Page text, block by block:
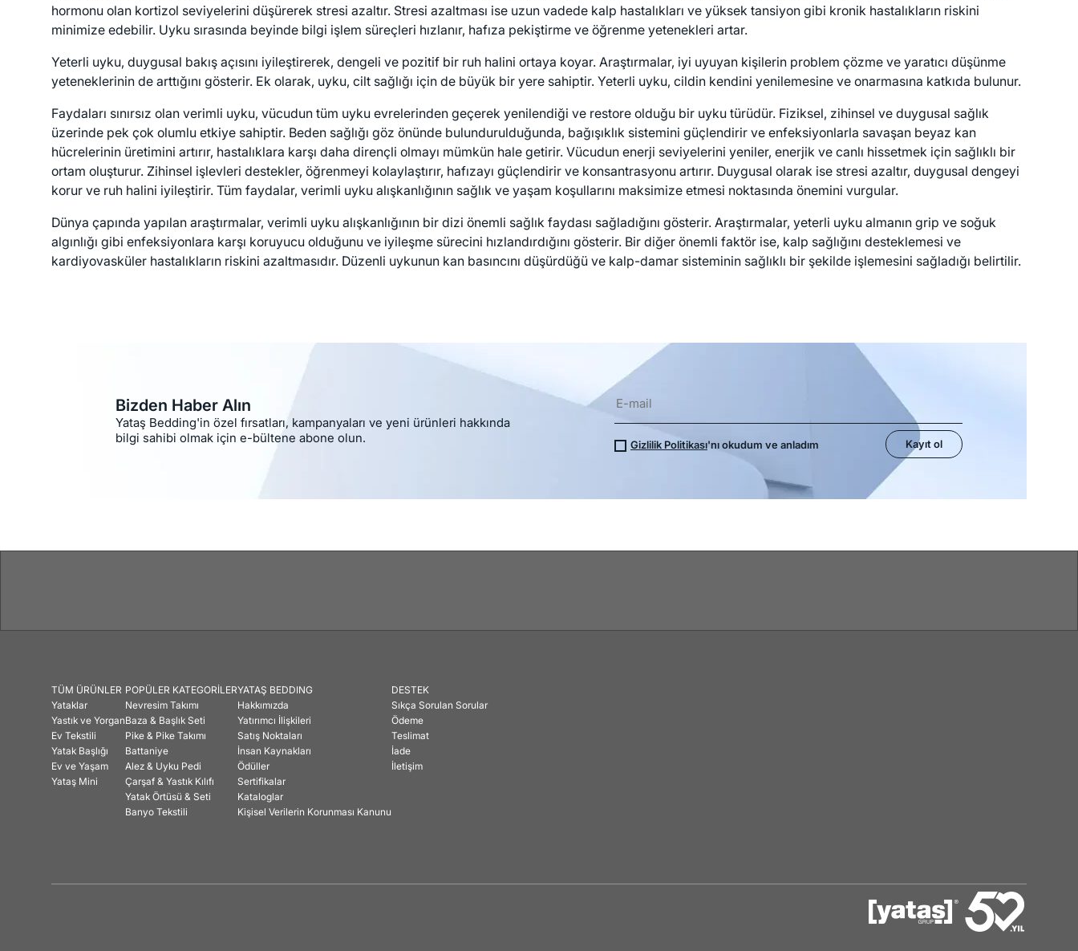
hormonu olan kortizol seviyelerini düşürerek stresi azaltır. Stresi azaltması ise uzun vadede kalp hastalıkları ve yüksek tansiyon gibi kronik hastalıkların riskini
minimize edebilir. Uyku sırasında beyinde bilgi işlem süreçleri hızlanır, hafıza pekiştirme ve öğrenme yetenekleri artar.
Yeterli uyku, duygusal bakış açısını iyileştirerek, dengeli ve pozitif bir ruh halini ortaya koyar. Araştırmalar, iyi uyuyan kişilerin problem çözme ve yaratıcı düşünme
yeteneklerinin de arttığını gösterir. Ek olarak, uyku, cilt sağlığı için de büyük bir yere sahiptir. Yeterli uyku, cildin kendini yenilemesine ve onarmasına katkıda bulunur.
Faydaları sınırsız olan verimli uyku, vücudun tüm uyku evrelerinden geçerek yenilendiği ve restore olduğu bir uyku türüdür. Fiziksel, zihinsel ve duygusal sağlık
üzerinde pek çok olumlu etkiye sahiptir. Beden sağlığı göz önünde bulundurulduğunda, bağışıklık sistemini güçlendirir ve enfeksiyonlarla savaşan beyaz kan
hücrelerinin üretimini artırır, hastalıklara karşı daha dirençli olmayı mümkün hale getirir. Vücudun enerji seviyelerini yeniler, enerjik ve canlı hissetmek için sağlıklı bir
ortam oluşturur. Zihinsel işlevleri destekler, öğrenmeyi kolaylaştırır, hafızayı güçlendirir ve konsantrasyonu artırır. Duygusal olarak ise stresi azaltır, duygusal dengeyi
korur ve ruh halini iyileştirir. Tüm faydalar, verimli uyku alışkanlığının sağlık ve yaşam koşullarını maksimize etmesi noktasında önemini vurgular.
Dünya çapında yapılan araştırmalar, verimli uyku alışkanlığının bir dizi önemli sağlık faydası sağladığını gösterir. Araştırmalar, yeterli uyku almanın grip ve soğuk
algınlığı gibi enfeksiyonlara karşı koruyucu olduğunu ve iyileşme sürecini hızlandırdığını gösterir. Bir diğer önemli faktör ise, kalp sağlığını desteklemesi ve
kardiyovasküler hastalıkların riskini azaltmasıdır. Düzenli uykunun kan basıncını düşürdüğü ve kalp-damar sisteminin sağlıklı bir şekilde işlemesini sağladığı belirtilir.
Bizden Haber Alın
Yataş Bedding'in özel fırsatları, kampanyaları ve yeni ürünleri hakkında
bilgi sahibi olmak için e-bültene abone olun.
Gizlilik Politikası'nı okudum ve anladım Kayıt ol
TÜM ÜRÜNLER
Yataklar
Yastık ve Yorgan
Ev Tekstili
Yatak Başlığı
Ev ve Yaşam
Yataş Mini
POPÜLER KATEGORİLER
Nevresim Takımı
Baza & Başlık Seti
Pike & Pike Takımı
Battaniye
Alez & Uyku Pedi
Çarşaf & Yastık Kılıfı
Yatak Örtüsü & Seti
Banyo Tekstili
YATAŞ BEDDING
Hakkımızda
Yatırımcı İlişkileri
Satış Noktaları
İnsan Kaynakları
Ödüller
Sertifikalar
Kataloglar
Kişisel Verilerin Korunması Kanunu
DESTEK
Sıkça Sorulan Sorular
Ödeme
Teslimat
İade
İletişim